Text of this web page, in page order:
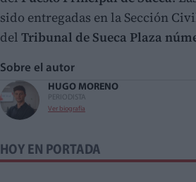
sido entregadas en la Sección
del Tribunal de Sueca Plaza
Sobre el autor
HUGO MORENO
PERIODISTA
Ver biografía
HOY EN PORTADA